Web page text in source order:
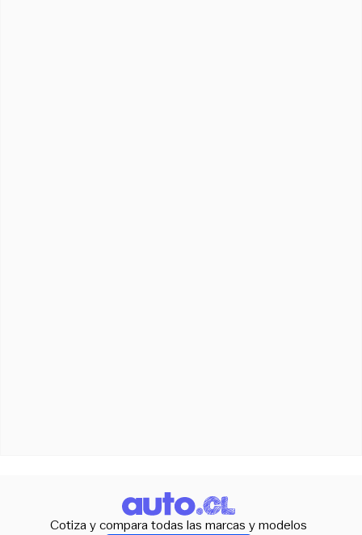
Cotiza y compara todas las marcas y modelos